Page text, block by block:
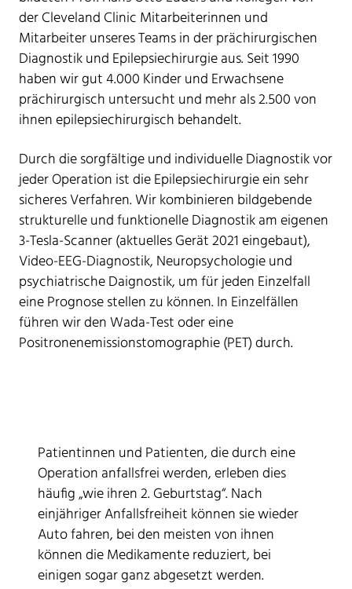
der Cleveland Clinic Mitarbeiterinnen und
Mitarbeiter unseres Teams in der prächirurgischen
Diagnostik und Epilepsiechirurgie aus. Seit 1990
haben wir gut 4.000 Kinder und Erwachsene
prächirurgisch untersucht und mehr als 2.500 von
ihnen epilepsiechirurgisch behandelt.
Durch die sorgfältige und individuelle Diagnostik vor
jeder Operation ist die Epilepsiechirurgie ein sehr
sicheres Verfahren. Wir kombinieren bildgebende
strukturelle und funktionelle Diagnostik am eigenen
3-Tesla-Scanner (aktuelles Gerät 2021 eingebaut),
Video-EEG-Diagnostik, Neuropsychologie und
psychiatrische Daignostik, um für jeden Einzelfall
eine Prognose stellen zu können. In Einzelfällen
führen wir den Wada-Test oder eine
Positronenemissionstomographie (PET) durch.
Patientinnen und Patienten, die durch eine
Operation anfallsfrei werden, erleben dies
häufig „wie ihren 2. Geburtstag“. Nach
einjähriger Anfallsfreiheit können sie wieder
Auto fahren, bei den meisten von ihnen
können die Medikamente reduziert, bei
einigen sogar ganz abgesetzt werden.